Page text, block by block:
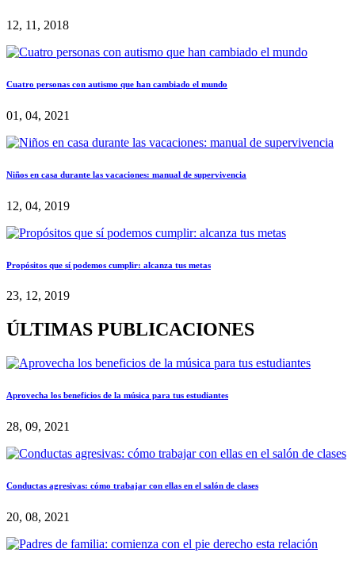
12, 11, 2018
Cuatro personas con autismo que han cambiado el mundo
01, 04, 2021
Niños en casa durante las vacaciones: manual de supervivencia
12, 04, 2019
Propósitos que sí podemos cumplir: alcanza tus metas
23, 12, 2019
ÚLTIMAS PUBLICACIONES
Aprovecha los beneficios de la música para tus estudiantes
28, 09, 2021
Conductas agresivas: cómo trabajar con ellas en el salón de clases
20, 08, 2021